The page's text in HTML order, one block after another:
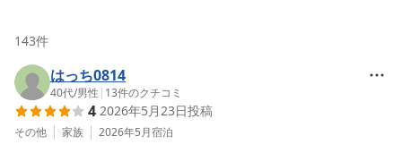
143件
はっち0814
40代/男性 | 13件のクチコミ
4 2026年5月23日投稿
その他 家族 2026年5月宿泊